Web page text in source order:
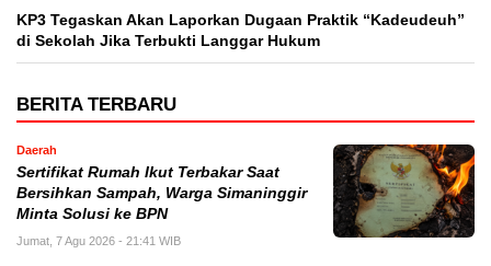
KP3 Tegaskan Akan Laporkan Dugaan Praktik “Kadeudeuh”
di Sekolah Jika Terbukti Langgar Hukum
BERITA TERBARU
Daerah
Sertifikat Rumah Ikut Terbakar Saat
Bersihkan Sampah, Warga Simaninggir
Minta Solusi ke BPN
Jumat, 7 Agu 2026 - 21:41 WIB